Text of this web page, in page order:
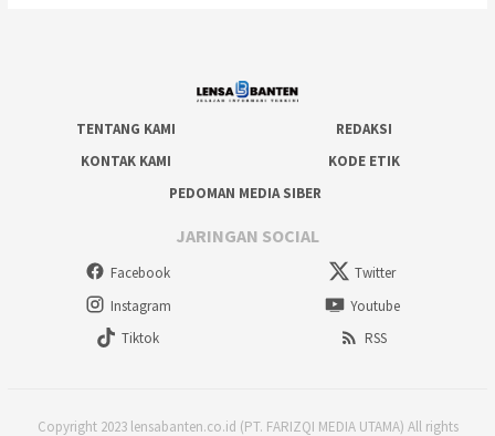
TENTANG KAMI
REDAKSI
KONTAK KAMI
KODE ETIK
PEDOMAN MEDIA SIBER
JARINGAN SOCIAL
Facebook
Twitter
Instagram
Youtube
Tiktok
RSS
Copyright 2023 lensabanten.co.id (PT. FARIZQI MEDIA UTAMA) All rights